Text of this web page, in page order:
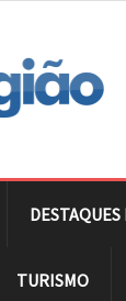
DESTAQUES
TURISMO